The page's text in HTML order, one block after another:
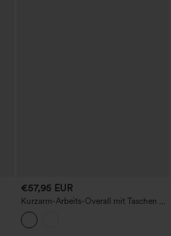
€57,95 EUR
Kurzarm-Arbeits-Overall mit Taschen –
Easy Pezzy Edition